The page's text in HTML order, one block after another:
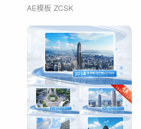
AE模板 ZCSK